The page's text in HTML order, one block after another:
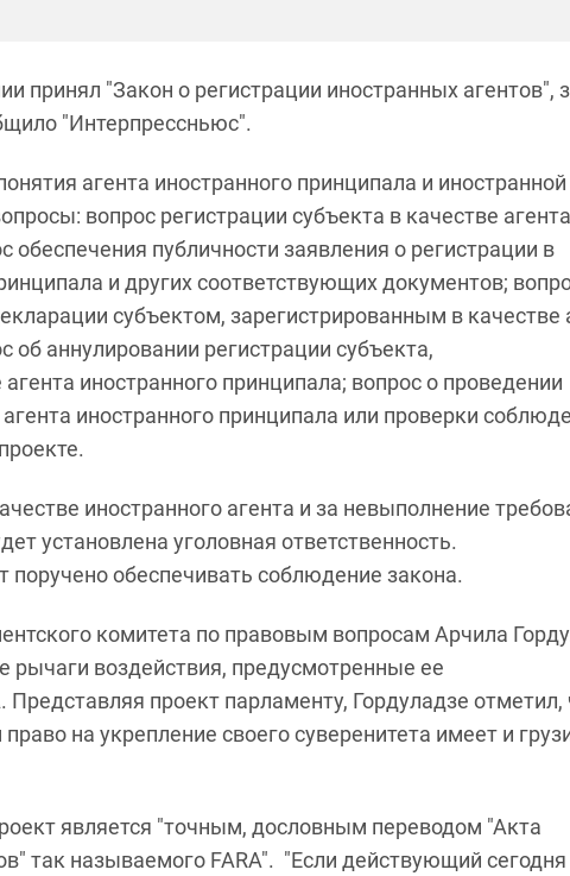
принял "Закон о регистрации иностранных агентов",
"Интерпрессньюс".
агента иностранного принципала и
вопрос регистрации субъекта в качестве агента
обеспечения публичности заявления о регистрации в
и других соответствующих документов;
субъектом, зарегистрированным в качестве
об аннулировании регистрации субъекта,
иностранного принципала; вопрос о проведении
иностранного принципала или проверки
иностранного агента и за невыполнение
установлена ​​уголовная ответственность.
обеспечивать соблюдение закона.
комитета по правовым вопросам Арчила
рычаги воздействия, предусмотренные ее
проект парламенту, Гордуладзе отметил,
на укрепление своего суверенитета имеет и
является "точным, дословным переводом "Акта
так называемого FARA". "Если действующий сегодня